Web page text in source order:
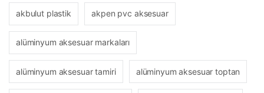
akbulut plastik akpen pvc aksesuar
alüminyum aksesuar markaları
alüminyum aksesuar tamiri alüminyum aksesuar toptan